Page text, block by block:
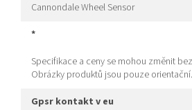
Cannondale Wheel Sensor
*
Specifikace a ceny se mohou změnit
Obrázky produktů jsou pouze orientační.
gpsr kontakt v eu